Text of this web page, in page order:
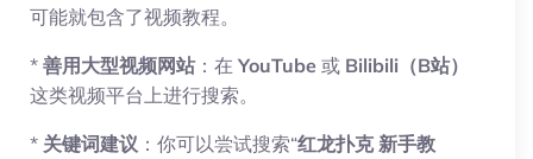
可能就包含了视频教程。
* 善用大型视频网站：在 YouTube 或 Bilibili（B站）
这类视频平台上进行搜索。
* 关键词建议 ：你可以尝试搜索“红龙扑克 新手教